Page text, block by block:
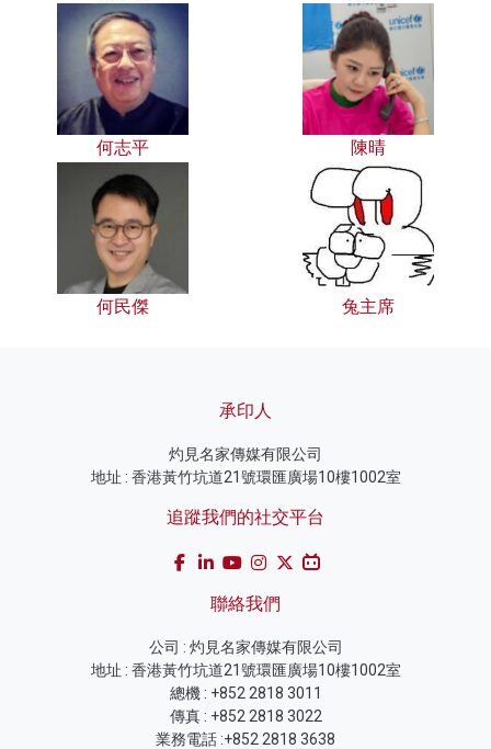
何志平 陳晴
何民傑 兔主席
承印人
灼見名家傳媒有限公司
地址 : 香港黃竹坑道21號環匯廣場10樓1002室
追蹤我們的社交平台
聯絡我們
公司 : 灼見名家傳媒有限公司
地址 : 香港黃竹坑道21號環匯廣場10樓1002室
總機 : +852 2818 3011
傳真 : +852 2818 3022
業務電話 :+852 2818 3638